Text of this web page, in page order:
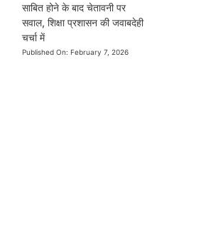
साबित होने के बाद चेतावनी पर
सवाल, शिक्षा प्रशासन की जवाबदेही
चर्चा में
Published On: February 7, 2026